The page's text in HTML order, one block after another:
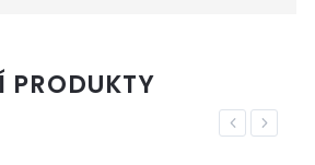
PRODUKTY
Previous
Next